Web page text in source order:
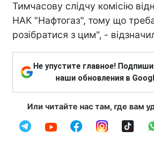
Тимчасову слідчу комісію
НАК "Нафтогаз", тому що
розібратися з цим", -
Не упустите главное!
наши обновления в
Или читайте нас там, где вам